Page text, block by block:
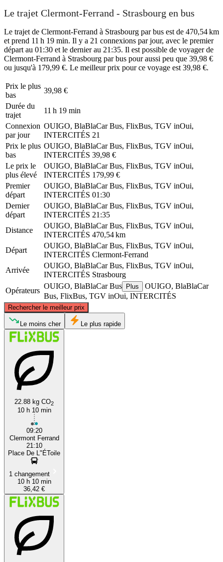
Le trajet Clermont-Ferrand - Strasbourg en bus
Le trajet de Clermont-Ferrand à Strasbourg par bus est de 470,54 km
et prend 11 h 19 min. Il y a 21 connexions par jour, avec le premier
départ au 01:30 et le dernier au 21:35. Il est possible de voyager de
Clermont-Ferrand à Strasbourg par bus pour aussi peu que 39,98 €
ou jusqu'à 179,99 €. Le meilleur prix pour ce voyage est 39,98 €.
Prix ​​le plus
bas
39,98 €
Durée du
trajet
11 h 19 min
Connexion
par jour
OUIGO, BlaBlaCar Bus, FlixBus, TGV inOui,
INTERCITÉS 21
Prix ​​le plus
bas
OUIGO, BlaBlaCar Bus, FlixBus, TGV inOui,
INTERCITÉS 39,98 €
Le prix le
plus élevé
OUIGO, BlaBlaCar Bus, FlixBus, TGV inOui,
INTERCITÉS 179,99 €
Premier
départ
OUIGO, BlaBlaCar Bus, FlixBus, TGV inOui,
INTERCITÉS 01:30
Dernier
départ
OUIGO, BlaBlaCar Bus, FlixBus, TGV inOui,
INTERCITÉS 21:35
Distance
OUIGO, BlaBlaCar Bus, FlixBus, TGV inOui,
INTERCITÉS 470,54 km
Départ
OUIGO, BlaBlaCar Bus, FlixBus, TGV inOui,
INTERCITÉS Clermont-Ferrand
Arrivée
OUIGO, BlaBlaCar Bus, FlixBus, TGV inOui,
INTERCITÉS Strasbourg
Opérateurs
OUIGO, BlaBlaCar Bus Plus
OUIGO, BlaBlaCar
Bus, FlixBus, TGV inOui, INTERCITÉS
Rechercher le meilleur prix
Clermont-Ferrand
©CARTO , ©OpenStreetMapcontributors
Le moins cher Le plus rapide
22.88 kg CO2
10 h 10 min
09:20
Clermont Ferrand
21:10
Place De L"ÉToile
1 changement
10 h 10 min
36,42 €